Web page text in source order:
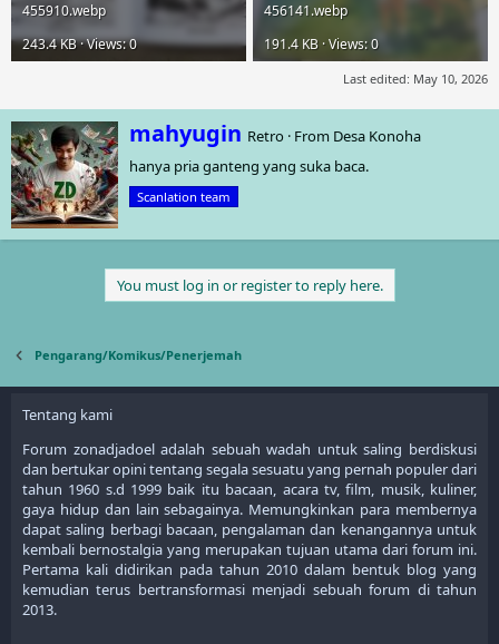
455910.webp
243.4 KB · Views: 0
456141.webp
191.4 KB · Views: 0
Last edited: May 10, 2026
W
r
i
t
t
b
y
mahyugin Retro · From Desa Konoha
hanya pria ganteng yang suka baca.
Scanlation team
You must log in or register to reply here.
Pengarang/Komikus/Penerjemah
Tentang kami
Forum zonadjadoel adalah sebuah wadah untuk saling berdiskusi
dan bertukar opini tentang segala sesuatu yang pernah populer dari
tahun 1960 s.d 1999 baik itu bacaan, acara tv, film, musik, kuliner,
gaya hidup dan lain sebagainya. Memungkinkan para membernya
dapat saling berbagi bacaan, pengalaman dan kenangannya untuk
kembali bernostalgia yang merupakan tujuan utama dari forum ini.
Pertama kali didirikan pada tahun 2010 dalam bentuk blog yang
kemudian terus bertransformasi menjadi sebuah forum di tahun
2013.